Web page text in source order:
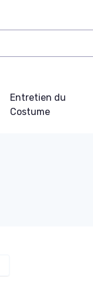
Entretien du
Costume